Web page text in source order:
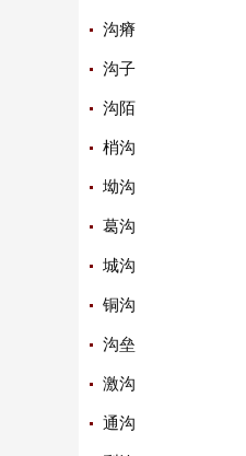
沟瘠
沟子
沟陌
梢沟
坳沟
葛沟
城沟
铜沟
沟垒
激沟
通沟